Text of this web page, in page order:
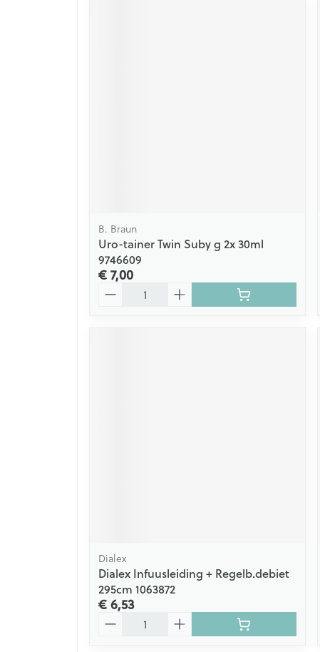
B. Braun
Uro-tainer Twin Suby g 2x 30ml
9746609
€ 7,00
Dialex
Dialex Infuusleiding + Regelb.debiet
295cm 1063872
€ 6,53